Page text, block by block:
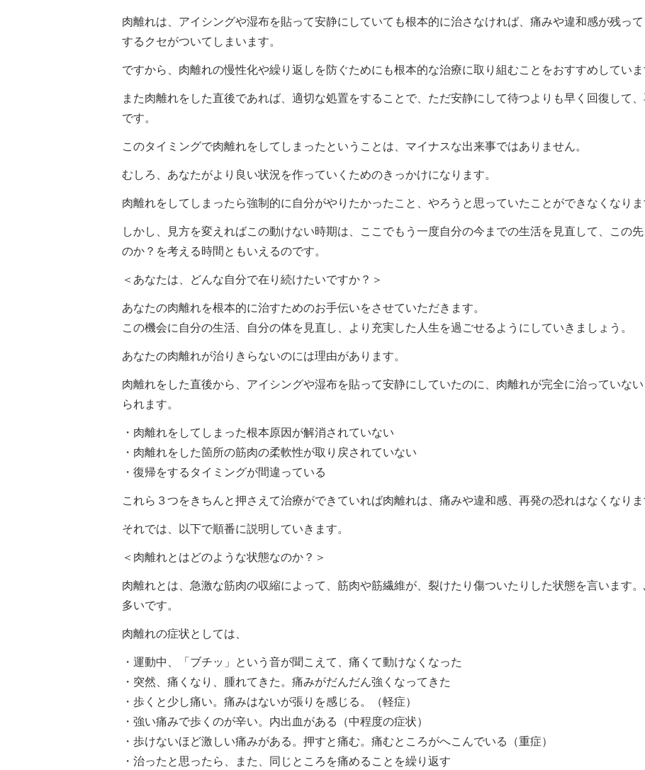
肉離れは、アイシングや湿布を貼って安静にしていても根本的に治さなければ、痛みや違和感が残っ
するクセがついてしまいます。
ですから、肉離れの慢性化や繰り返しを防ぐためにも根本的な治療に取り組むことをおすすめしていま
また肉離れをした直後であれば、適切な処置をすることで、ただ安静にして待つよりも早く回復して
です。
このタイミングで肉離れをしてしまったということは、マイナスな出来事ではありません。
むしろ、あなたがより良い状況を作っていくためのきっかけになります。
肉離れをしてしまったら強制的に自分がやりたかったこと、やろうと思っていたことができなくなりま
しかし、見方を変えればこの動けない時期は、ここでもう一度自分の今までの生活を見直して、この
のか？を考える時間ともいえるのです。
＜あなたは、どんな自分で在り続けたいですか？＞
あなたの肉離れを根本的に治すためのお手伝いをさせていただきます。
この機会に自分の生活、自分の体を見直し、より充実した人生を過ごせるようにしていきましょう。
あなたの肉離れが治りきらないのには理由があります。
肉離れをした直後から、アイシングや湿布を貼って安静にしていたのに、肉離れが完全に治っていな
られます。
・肉離れをしてしまった根本原因が解消されていない
・肉離れをした箇所の筋肉の柔軟性が取り戻されていない
・復帰をするタイミングが間違っている
これら３つをきちんと押さえて治療ができていれば肉離れは、痛みや違和感、再発の恐れはなくなりま
それでは、以下で順番に説明していきます。
＜肉離れとはどのような状態なのか？＞
肉離れとは、急激な筋肉の収縮によって、筋肉や筋繊維が、裂けたり傷ついたりした状態を言います
多いです。
肉離れの症状としては、
・運動中、「ブチッ」という音が聞こえて、痛くて動けなくなった
・突然、痛くなり、腫れてきた。痛みがだんだん強くなってきた
・歩くと少し痛い。痛みはないが張りを感じる。（軽症）
・強い痛みで歩くのが辛い。内出血がある（中程度の症状）
・歩けないほど激しい痛みがある。押すと痛む。痛むところがへこんでいる（重症）
・治ったと思ったら、また、同じところを痛めることを繰り返す